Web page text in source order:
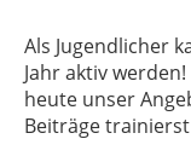
Als Jugendlicher
Jahr aktiv
heute unser
Beiträge